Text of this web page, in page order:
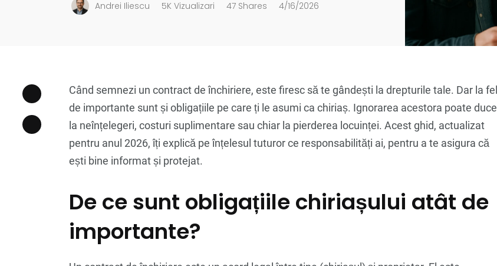
Andrei Iliescu 5K Vizualizari 47 Shares 4/16/2026
Când semnezi un contract de închiriere, este firesc să te gândești la drepturile tale. Dar la fel
de importante sunt și obligațiile pe care ți le asumi ca chiriaș. Ignorarea acestora poate duce
la neînțelegeri, costuri suplimentare sau chiar la pierderea locuinței. Acest ghid, actualizat
pentru anul 2026, îți explică pe înțelesul tuturor ce responsabilități ai, pentru a te asigura că
ești bine informat și protejat.
De ce sunt obligațiile chiriașului atât de
importante?